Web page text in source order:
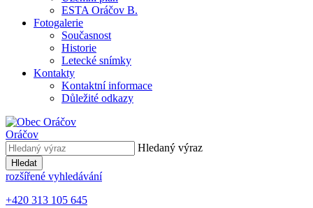
ESTA Oráčov B.
Fotogalerie
Současnost
Historie
Letecké snímky
Kontakty
Kontaktní informace
Důležité odkazy
Oráčov
Hledaný výraz
Hledat
rozšířené vyhledávání
+420 313 105 645